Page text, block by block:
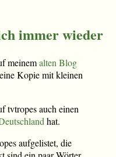
immer wieder
meinemalten Blog
Kopie mit kleinen
tvtropes auch einen
hat.
aufgelistet, die